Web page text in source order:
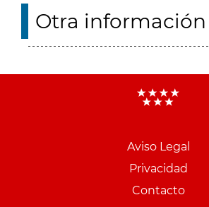
Otra información
Aviso Legal
Privacidad
Contacto